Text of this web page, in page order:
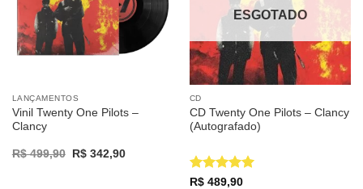
LANÇAMENTOS
Vinil Twenty One Pilots –
Clancy
R$499,90
Original
R$342,90Current
ESGOTADO
CD
CD Twenty One Pilots – Clancy
(Autografado)
Avaliação
R$489,90